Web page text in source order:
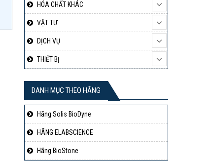
HÓA CHẤT KHÁC
VẬT TƯ
DỊCH VỤ
THIẾT BỊ
DANH MỤC THEO HÃNG
Hãng Solis BioDyne
HÃNG ELABSCIENCE
Hãng BioStone